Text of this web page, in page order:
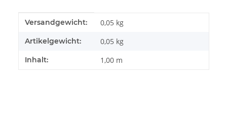
Produkteigenschaft
Wert
Versandgewicht: 0,05 kg
Artikelgewicht: 0,05 kg
Inhalt: 1,00 m